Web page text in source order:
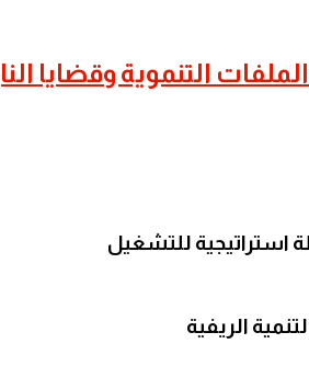
التنموية وقضايا
استراتيجية للتشغيل
الريفية